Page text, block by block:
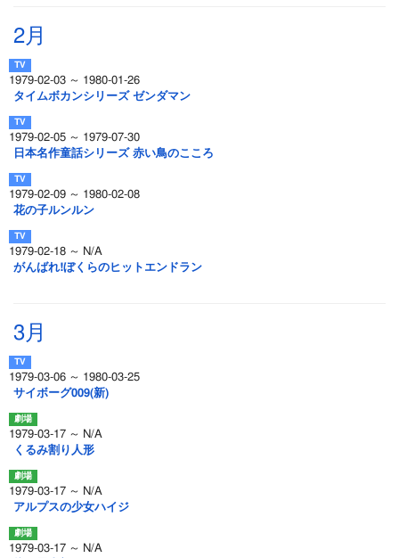
2月
1979-02-03 ～ 1980-01-26
タイムボカンシリーズ ゼンダマン
1979-02-05 ～ 1979-07-30
日本名作童話シリーズ 赤い鳥のこころ
1979-02-09 ～ 1980-02-08
花の子ルンルン
1979-02-18 ～ N/A
がんばれ!ぼくらのヒットエンドラン
3月
1979-03-06 ～ 1980-03-25
サイボーグ009(新)
1979-03-17 ～ N/A
くるみ割り人形
1979-03-17 ～ N/A
アルプスの少女ハイジ
1979-03-17 ～ N/A